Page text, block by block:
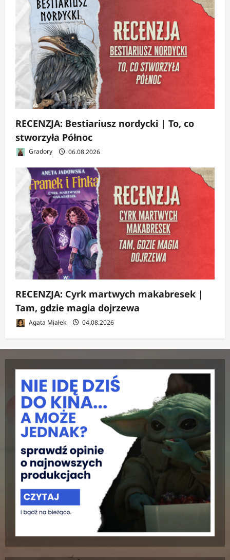
RECENZJA: Bestiariusz nordycki | To, co
stworzyła Północ
Gradory 06.08.2026
RECENZJA: Cyrk martwych makabresek |
Tam, gdzie magia dojrzewa
Agata Miałek 04.08.2026